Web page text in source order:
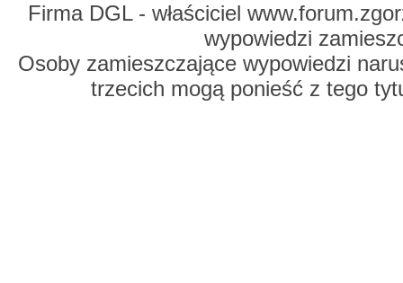
Firma DGL - właściciel
wypowiedzi
Osoby zamieszczające wypowiedzi
trzecich mogą ponieść z tego